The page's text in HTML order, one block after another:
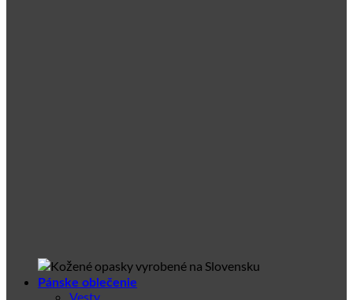
Pánske oblečenie
Vesty